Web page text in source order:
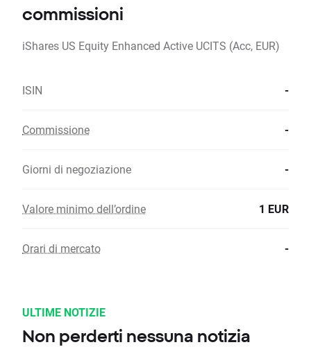
commissioni
iShares US Equity Enhanced Active UCITS (Acc, EUR)
ISIN -
Commissione -
Giorni di negoziazione -
Valore minimo dell’ordine 1 EUR
Orari di mercato -
ULTIME NOTIZIE
Non perderti nessuna notizia